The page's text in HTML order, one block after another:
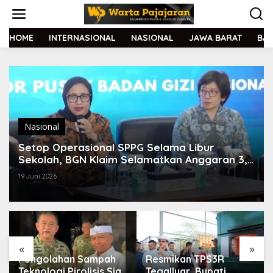
t
HOME INTERNASIONAL NASIONAL JAWA BARAT
Nasional
Setop Operasional SPPG Selama Libur
Sekolah, BGN Klaim Selamatkan Anggaran 3,4
Triliun
19 Juni 2026
« »
Pengolahan Sampah
Resmikan TPS3R